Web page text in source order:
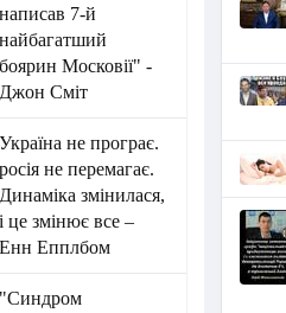
написав 7-й
найбагатший
боярин Московії" -
Джон Сміт
Україна не програє.
росія не перемагає.
Динаміка змінилася,
і це змінює все –
Енн Епплбом
"Синдром